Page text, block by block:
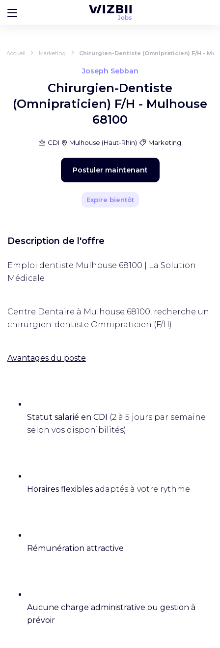
Accueil Marketing Chirurgien-Dentiste (Omnipraticien) F/H -
Joseph Sebban
Chirurgien-Dentiste
(Omnipraticien) F/H - Mulhouse
68100
CDI Mulhouse (Haut-Rhin) Marketing
Postuler maintenant
Expire bientôt
Description de l'offre
Emploi dentiste Mulhouse 68100 | La Solution
Médicale
Centre Dentaire à Mulhouse 68100, recherche un
chirurgien-dentiste Omnipraticien (F/H).
Avantages du poste
Statut salarié en CDI (2 à 5 jours par semaine
selon vos disponibilités)
Horaires flexibles adaptés à votre rythme
Rémunération attractive
Aucune charge administrative ou gestion à
prévoir